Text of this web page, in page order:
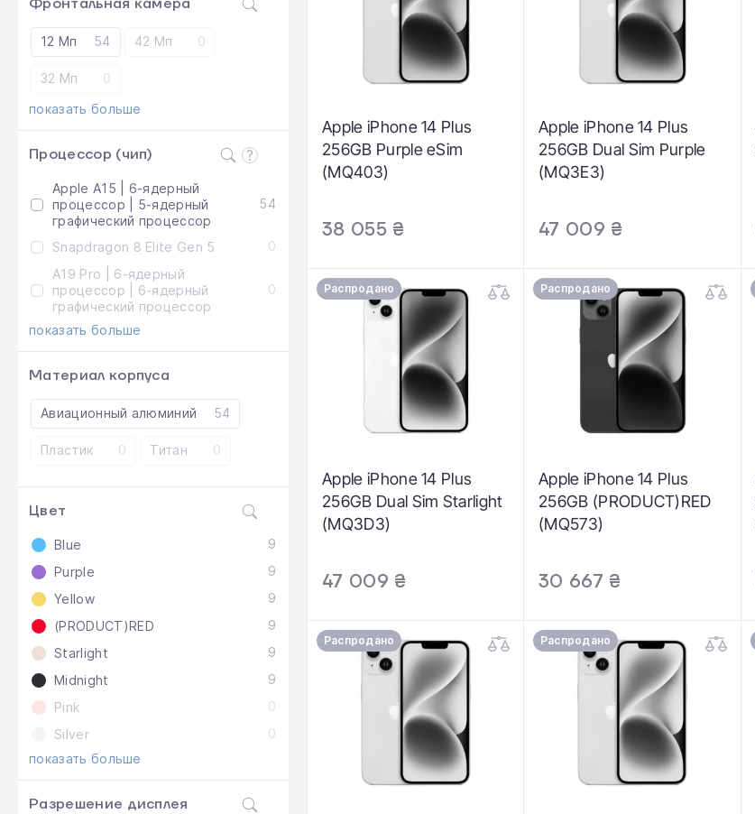
Фронтальная камера
12 Мп 54 42 Мп 0
32 Мп
0
показать больше
Процессор (чип)
Apple A15 | 6-ядерный
процессор | 5-ядерный
графический процессор
54
Snapdragon 8 Elite Gen 5
0
A19 Pro | 6-ядерный
процессор | 6-ядерный
графический процессор
0
показать больше
Материал корпуса
Авиационный алюминий 54
Пластик 0 Титан 0
Цвет
Blue
9
Purple
9
Yellow
9
(PRODUCT)RED
9
Starlight
9
Midnight
9
Pink
0
Silver
0
показать больше
Разрешение дисплея
Apple iPhone 14 Plus
256GB Purple eSim
(MQ403)
38 055 ₴
Apple iPhone 14 Plus
256GB Dual Sim Purple
(MQ3E3)
47 009 ₴
Распродано
Apple iPhone 14 Plus
256GB Dual Sim Starlight
(MQ3D3)
47 009 ₴
Распродано
Apple iPhone 14 Plus
256GB (PRODUCT)RED
(MQ573)
30 667 ₴
Распродано Распродано